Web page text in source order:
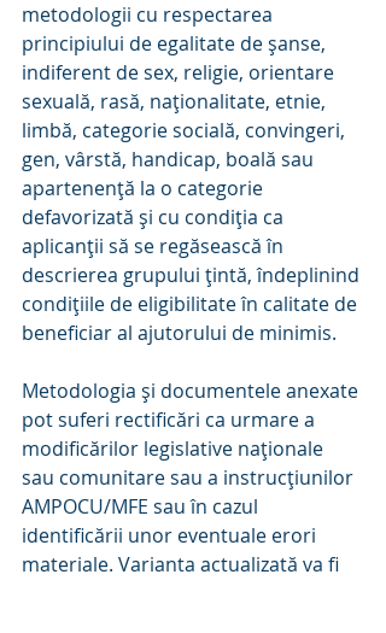
metodologii cu respectarea
principiului de egalitate de șanse,
indiferent de sex, religie, orientare
sexuală, rasă, naționalitate, etnie,
limbă, categorie socială, convingeri,
gen, vârstă, handicap, boală sau
apartenență la o categorie
defavorizată și cu condiția ca
aplicanții să se regăsească în
descrierea grupului țintă, îndeplinind
condițiile de eligibilitate în calitate de
beneficiar al ajutorului de minimis.
Metodologia și documentele anexate
pot suferi rectificări ca urmare a
modificărilor legislative naționale
sau comunitare sau a instrucțiunilor
AMPOCU/MFE sau în cazul
identificării unor eventuale erori
materiale. Varianta actualizată va fi